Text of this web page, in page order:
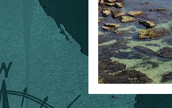
sport popolare
foibe storia